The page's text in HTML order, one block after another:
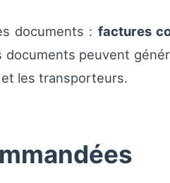
documents : factures
documents peuvent
et les transporteurs.